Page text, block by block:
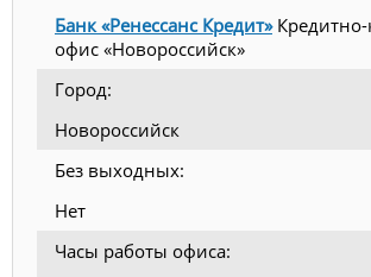
Банк «Ренессанс Кредит»Кредитно-
офис «Новороссийск»
Город:
Новороссийск
Без выходных:
Нет
Часы работы офиса: